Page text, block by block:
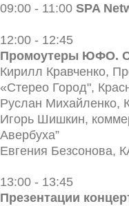
09:00 - 11:00 SPA
12:00 - 12:45
Промоутеры ЮФО.
Кирилл Кравченко,
«Стерео Город",
Руслан
Игорь Шишкин,
Авербуха”
Евгения Безсонова,
13:00 - 13:45
Презентации